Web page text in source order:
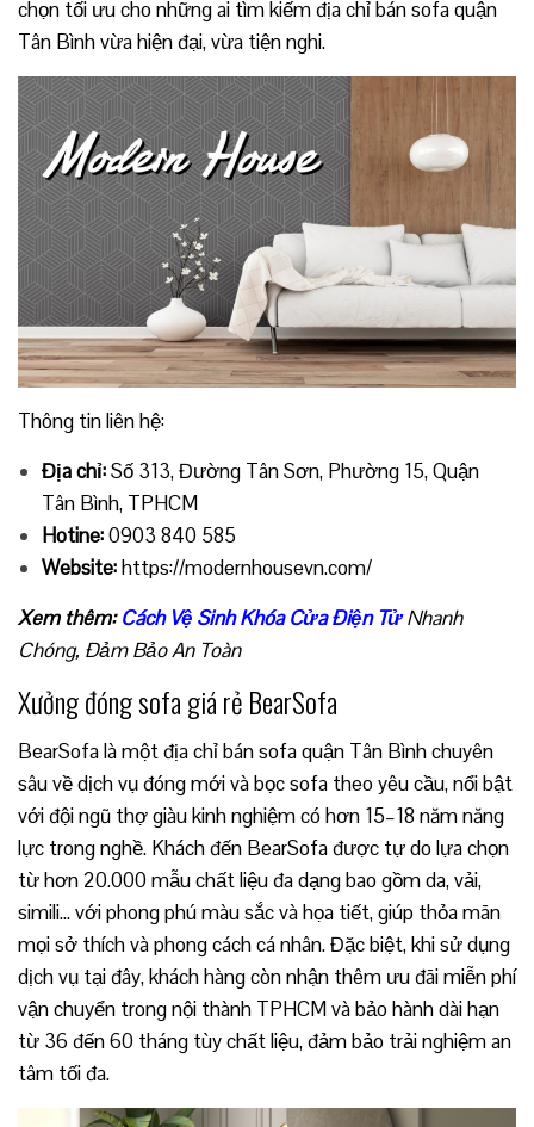
chọn tối ưu cho những ai tìm kiếm địa chỉ bán sofa quận
Tân Bình vừa hiện đại, vừa tiện nghi.
Thông tin liên hệ:
Địa chỉ:Số 313, Đường Tân Sơn, Phường 15, Quận
Tân Bình, TPHCM
Hotine:0903 840 585
Website:https://modernhousevn.com/
Xem thêm:Cách Vệ Sinh Khóa Cửa Điện TửNhanh
Chóng, Đảm Bảo An Toàn
Xưởng đóng sofa giá rẻ BearSofa
BearSofa là một địa chỉ bán sofa quận Tân Bình chuyên
sâu về dịch vụ đóng mới và bọc sofa theo yêu cầu, nổi bật
với đội ngũ thợ giàu kinh nghiệm có hơn 15–18 năm năng
lực trong nghề. Khách đến BearSofa được tự do lựa chọn
từ hơn 20.000 mẫu chất liệu đa dạng bao gồm da, vải,
simili… với phong phú màu sắc và họa tiết, giúp thỏa mãn
mọi sở thích và phong cách cá nhân. Đặc biệt, khi sử dụng
dịch vụ tại đây, khách hàng còn nhận thêm ưu đãi miễn phí
vận chuyển trong nội thành TPHCM và bảo hành dài hạn
từ 36 đến 60 tháng tùy chất liệu, đảm bảo trải nghiệm an
tâm tối đa.